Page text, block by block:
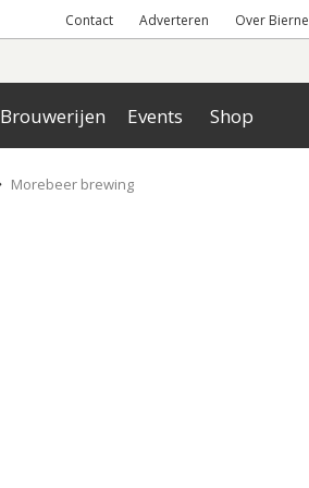
Contact Adverteren Over
Brouwerijen Events Shop
Morebeer brewing